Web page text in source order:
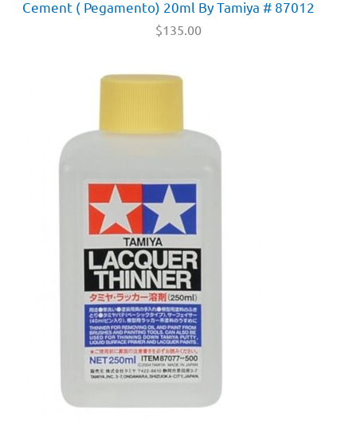
Cement ( Pegamento) 20ml By Tamiya # 87012
$135.00